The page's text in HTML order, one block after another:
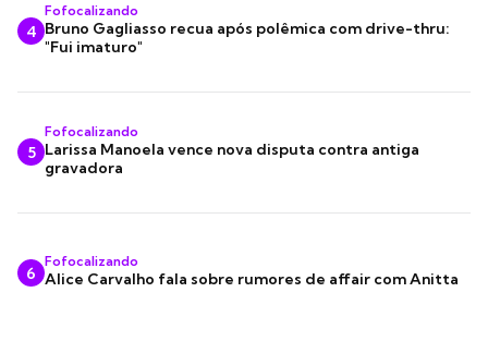
4
Fofocalizando
Bruno Gagliasso recua após polêmica com drive-thru:
"Fui imaturo"
5
Fofocalizando
Larissa Manoela vence nova disputa contra antiga
gravadora
6
Fofocalizando
Alice Carvalho fala sobre rumores de affair com Anitta